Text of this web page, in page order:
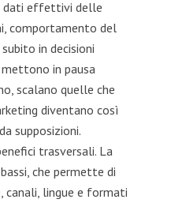
dati effettivi delle
comportamento del
in decisioni
in pausa
scalano quelle che
diventano così
supposizioni.
trasversali. La
che permette di
canali, lingue e formati